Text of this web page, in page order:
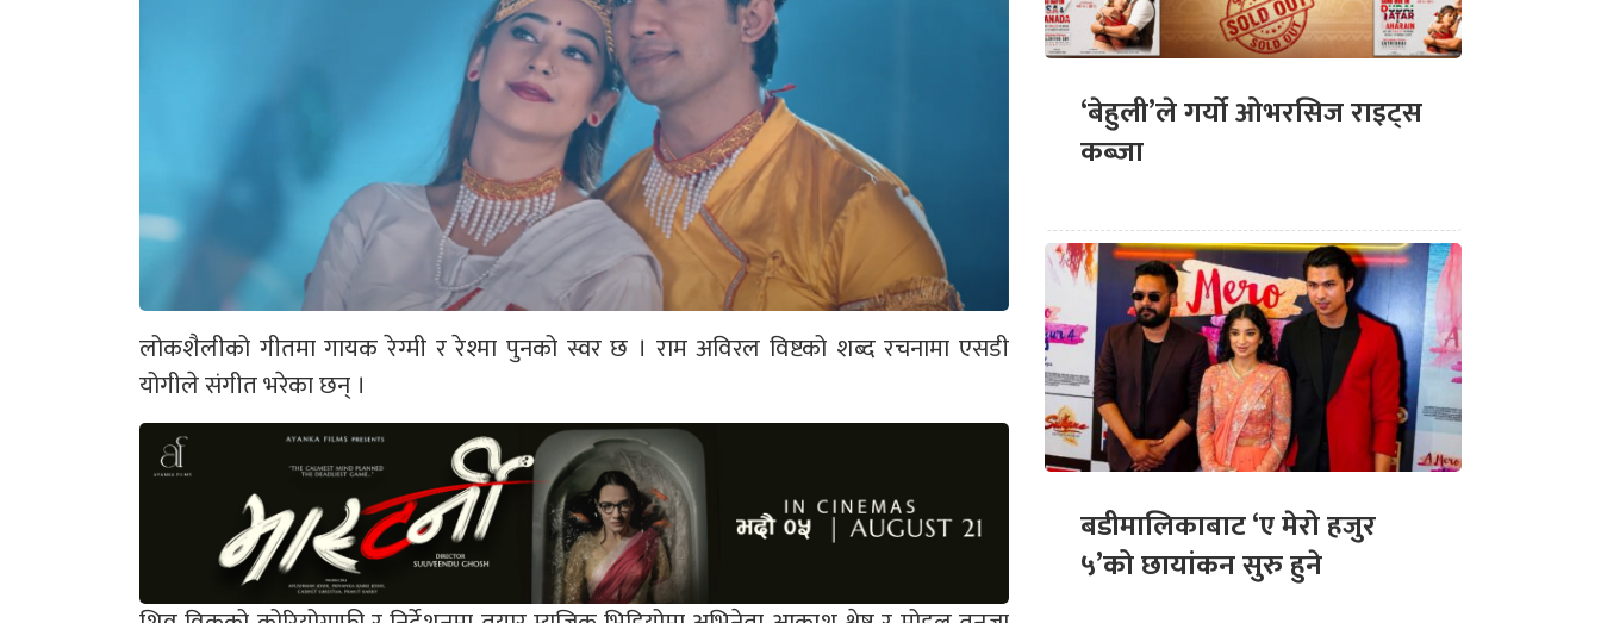
लोकशैलीको गीतमा गायक रेग्मी र रेश्मा पुनको स्वर छ । राम अविरल विष्टको शब्द रचनामा एसडी
योगीले संगीत भरेका छन् ।
‘बेहुली’ले गर्यो ओभरसिज राइट्स
कब्जा
बडीमालिकाबाट ‘ए मेरो हजुर
५’को छायांकन सुरु हुने